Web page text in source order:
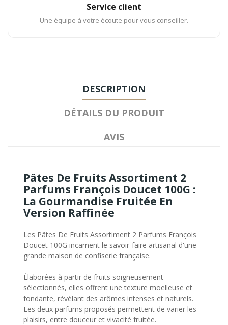
Service client
Une équipe à votre écoute pour vous conseiller.
DESCRIPTION
DÉTAILS DU PRODUIT
AVIS
Pâtes De Fruits Assortiment 2
Parfums François Doucet 100G :
La Gourmandise Fruitée En
Version Raffinée
Les Pâtes De Fruits Assortiment 2 Parfums François
Doucet 100G incarnent le savoir-faire artisanal d'une
grande maison de confiserie française.
Élaborées à partir de fruits soigneusement
sélectionnés, elles offrent une texture moelleuse et
fondante, révélant des arômes intenses et naturels.
Les deux parfums proposés permettent de varier les
plaisirs, entre douceur et vivacité fruitée.